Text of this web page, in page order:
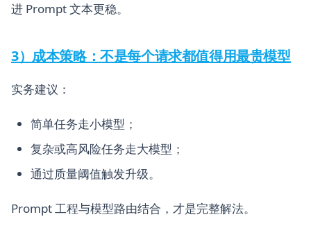
进 Prompt 文本更稳。
3）成本策略：不是每个请求都值得用最贵模型
实务建议：
简单任务走小模型；
复杂或高风险任务走大模型；
通过质量阈值触发升级。
Prompt 工程与模型路由结合，才是完整解法。